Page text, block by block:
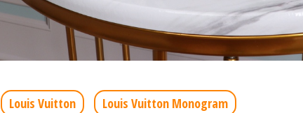
Louis Vuitton Louis Vuitton Monogram